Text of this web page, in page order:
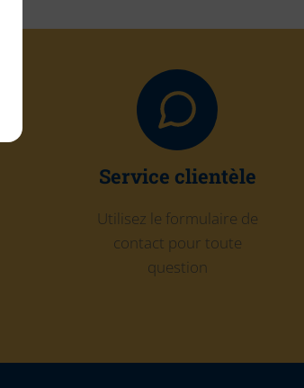
Service clientèle
Utilisez le formulaire de
contact pour toute
question